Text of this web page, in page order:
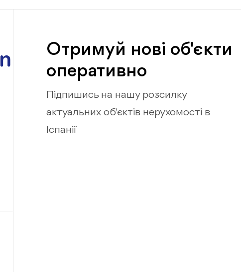
Отримуй нові об'єкти
оперативно
Підпишись на нашу розсилку
актуальних об'єктів нерухомості в
Іспанії